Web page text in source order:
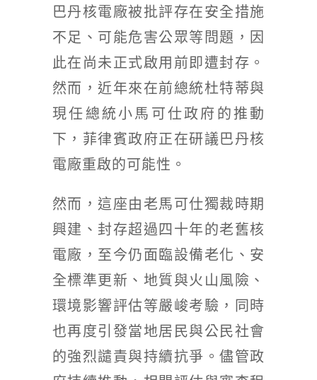
活動行事曆
活動紀錄
教育推廣申請
巴丹核電廠被批評存在安全措施
不足、可能危害公眾等問題，因
此在尚未正式啟用前即遭封存。
然而，近年來在前總統杜特蒂與
現任總統小馬可仕政府的推動
下，菲律賓政府正在研議巴丹核
電廠重啟的可能性。
然而，這座由老馬可仕獨裁時期
興建、封存超過四十年的老舊核
電廠，至今仍面臨設備老化、安
全標準更新、地質與火山風險、
環境影響評估等嚴峻考驗，同時
也再度引發當地居民與公民社會
的強烈譴責與持續抗爭。儘管政